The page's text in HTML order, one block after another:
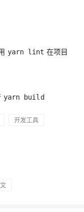
yarn lint 在项目
yarn build
开发工具